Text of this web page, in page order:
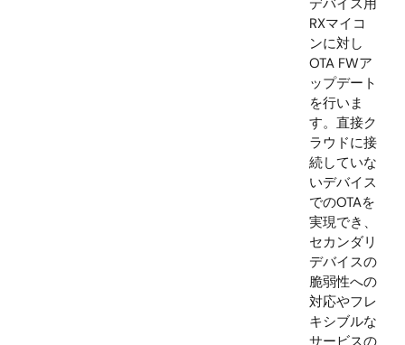
よる低消
力化を実
きます。
紹介動画：
MCU Low
Power
Operation
with
FreeRTOS
Amazon
Service
動作概要